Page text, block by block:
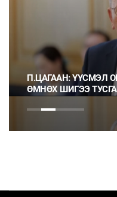
П.ЦАГААН: ҮҮСМЭЛ
ӨМНӨХ ШИГЭЭ